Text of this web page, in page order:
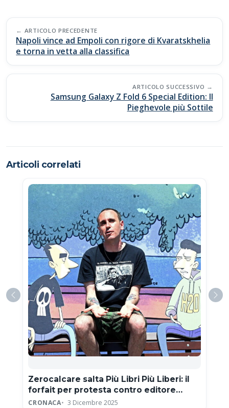
b
o
o
k
s
A
p
p
y
Li
n
k
di
vi
di
Post
navigation
ARTICOLO PRECEDENTE
Napoli vince ad Empoli con rigore di Kvaratskhelia
e torna in vetta alla classifica
ARTICOLO SUCCESSIVO
Samsung Galaxy Z Fold 6 Special Edition: Il
Pieghevole più Sottile
Articoli correlati
Zerocalcare salta Più Libri Più Liberi: il
forfait per protesta contro editore
neofascista
CRONACA 3 Dicembre 2025